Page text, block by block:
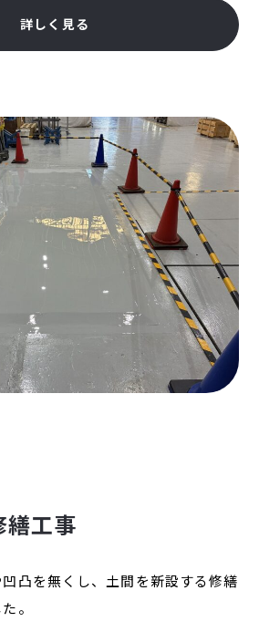
詳しく見る
繕工事
凸を無くし、土間を新設する修繕
。